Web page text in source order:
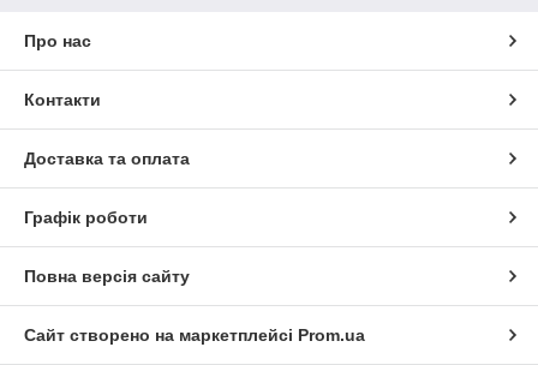
Про нас
Контакти
Доставка та оплата
Графік роботи
Повна версія сайту
Сайт створено на маркетплейсі Prom.ua